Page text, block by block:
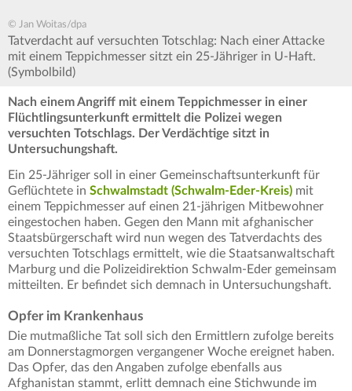
© Jan Woitas/dpa
Tatverdacht auf versuchten Totschlag: Nach einer Attacke
mit einem Teppichmesser sitzt ein 25-Jähriger in U-Haft.
(Symbolbild)
Nach einem Angriff mit einem Teppichmesser in einer
Flüchtlingsunterkunft ermittelt die Polizei wegen
versuchten Totschlags. Der Verdächtige sitzt in
Untersuchungshaft.
Ein 25-Jähriger soll in einer Gemeinschaftsunterkunft für
Geflüchtete in Schwalmstadt (Schwalm-Eder-Kreis) mit
einem Teppichmesser auf einen 21-jährigen Mitbewohner
eingestochen haben. Gegen den Mann mit afghanischer
Staatsbürgerschaft wird nun wegen des Tatverdachts des
versuchten Totschlags ermittelt, wie die Staatsanwaltschaft
Marburg und die Polizeidirektion Schwalm-Eder gemeinsam
mitteilten. Er befindet sich demnach in Untersuchungshaft.
Opfer im Krankenhaus
Die mutmaßliche Tat soll sich den Ermittlern zufolge bereits
am Donnerstagmorgen vergangener Woche ereignet haben.
Das Opfer, das den Angaben zufolge ebenfalls aus
Afghanistan stammt, erlitt demnach eine Stichwunde im